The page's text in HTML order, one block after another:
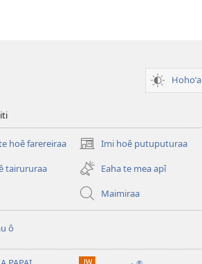
Hohoˈa
hoê farereiraa Imi hoê putuputuraa
(opens
new
window)
tairururaa
Eaha te mea apî
Maimiraa
ô